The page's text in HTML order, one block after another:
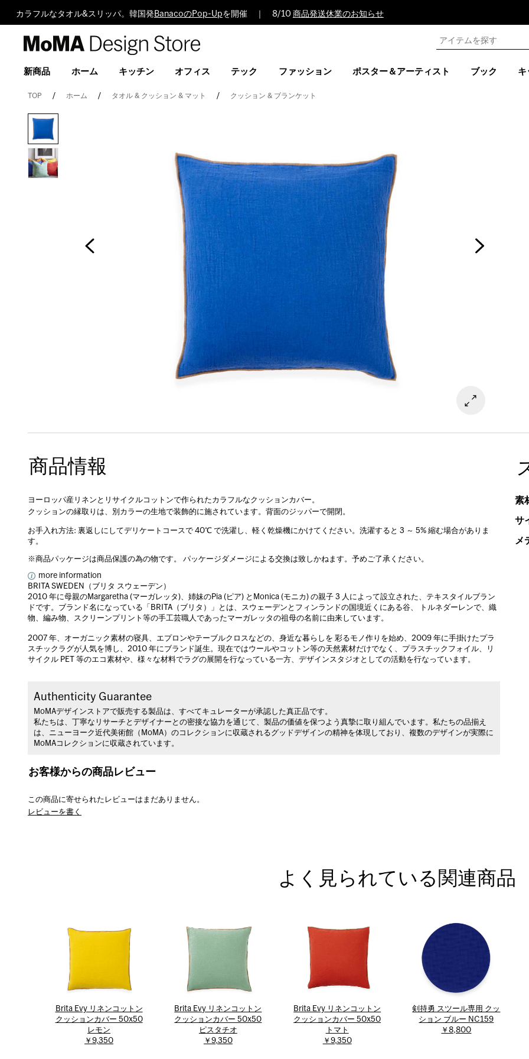
カラフルなタオル&スリッパ。韓国発 BanacoのPop-Upを開催 ｜ 8/10 商品発送休業のお知らせ
Design
新商品 ホーム キッチン オフィス テック ファッション ポスター＆アーティスト ブック キ
TOP ホーム タオル & クッション & マット クッション & ブランケット
商品情報
ヨーロッパ産リネンとリサイクルコットンで作られたカラフルなクッションカバー。
クッションの縁取りは、別カラーの生地で装飾的に施されています。背面のジッパーで開閉。
お手入れ方法: 裏返しにしてデリケートコースで 40℃ で洗濯し、軽く乾燥機にかけてください。洗濯すると 3 ～ 5% 縮む場合がありま
す。
※商品パッケージは商品保護の為の物です。 パッケージダメージによる交換は致しかねます。予めご了承ください。
more information
BRITA SWEDEN（ブリタ スウェーデン）
2010 年に母親のMargaretha (マーガレッタ)、姉妹のPia (ピア) とMonica (モニカ) の親子 3 人によって設立された、テキスタイルブラン
ドです。ブランド名になっている「BRITA（ブリタ）」とは、スウェーデンとフィンランドの国境近くにある谷、 トルネダーレンで、織
物、編み物、スクリーンプリント等の手工芸職人であったマーガレッタの祖母の名前に由来しています。
2007 年、オーガニック素材の寝具、エプロンやテーブルクロスなどの、身近な暮らしを 彩るモノ作りを始め、2009 年に手掛けたプラ
スチックラグが人気を博し、2010 年にブランド誕生。現在ではウールやコットン等の天然素材だけでなく、プラスチックフォイル、リ
サイクル PET 等のエコ素材や、様々な材料でラグの展開を行なっている一方、デザインスタジオとしての活動を行なっています。
Authenticity Guarantee
MoMAデザインストアで販売する製品は、すべてキュレーターが承認した真正品です。
私たちは、丁寧なリサーチとデザイナーとの密接な協力を通じて、製品の価値を保つよう真摯に取り組んでいます。私たちの品揃え
は、ニューヨーク近代美術館（MoMA）のコレクションに収蔵されるグッドデザインの精神を体現しており、複数のデザインが実際に
MoMAコレクションに収蔵されています。
素
サ
メ
お客様からの商品レビュー
この商品に寄せられたレビューはまだありません。
レビューを書く
よく見られている関連商品
Brita Evy リネンコットン
クッションカバー 50x50
レモン
￥9,350
Brita Evy リネンコットン
クッションカバー 50x50
ピスタチオ
￥9,350
Brita Evy リネンコットン
クッションカバー 50x50
トマト
￥9,350
剣持勇 スツール専用 クッ
ション ブルー NC159
￥8,800